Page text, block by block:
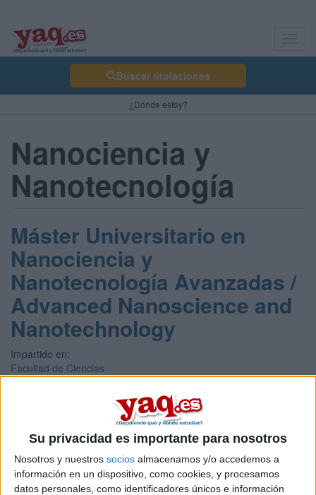
Su privacidad es importante para nosotros
Nosotros y nuestros socios almacenamos y/o accedemos a
información en un dispositivo, como cookies, y procesamos
datos personales, como identificadores únicos e información
Buscar titulaciones
¿Dónde estoy?
Nanociencia y
Nanotecnología
Máster Universitario en
Nanociencia y
Nanotecnología Avanzadas /
Advanced Nanoscience and
Nanotechnology
Impartido en:
Facultad de Ciencias
Créditos ECTS:
60
Coste primer año:
1660 €